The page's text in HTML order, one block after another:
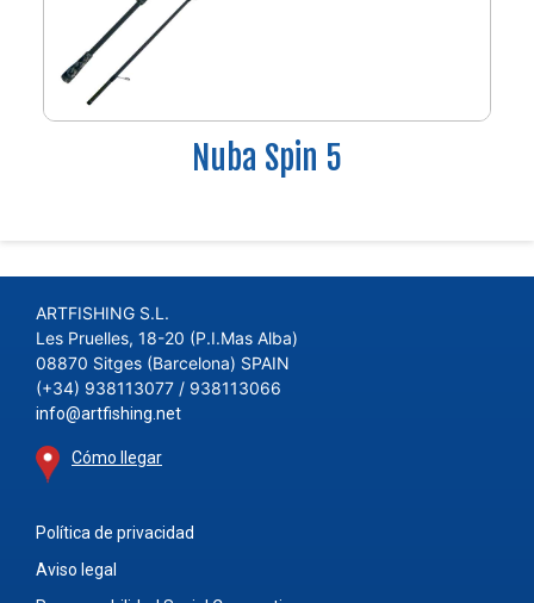
Nuba Spin 5
ARTFISHING S.L.
Les Pruelles, 18-20 (P.I.Mas Alba)
08870 Sitges (Barcelona) SPAIN
(+34) 938113077 / 938113066
info@artfishing.net
Cómo llegar
Política de privacidad
Aviso legal